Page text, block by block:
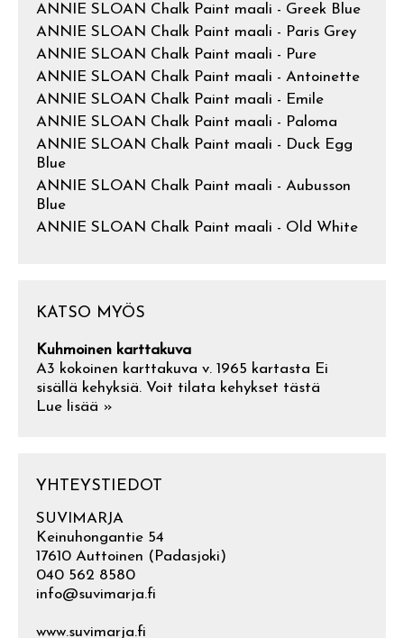
ANNIE SLOAN Chalk Paint maali - Greek Blue
ANNIE SLOAN Chalk Paint maali - Paris Grey
ANNIE SLOAN Chalk Paint maali - Pure
ANNIE SLOAN Chalk Paint maali - Antoinette
ANNIE SLOAN Chalk Paint maali - Emile
ANNIE SLOAN Chalk Paint maali - Paloma
ANNIE SLOAN Chalk Paint maali - Duck Egg
Blue
ANNIE SLOAN Chalk Paint maali - Aubusson
Blue
ANNIE SLOAN Chalk Paint maali - Old White
KATSO MYÖS
Kuhmoinen karttakuva
A3 kokoinen karttakuva v. 1965 kartasta Ei
sisällä kehyksiä. Voit tilata kehykset tästä
Lue lisää »
YHTEYSTIEDOT
SUVIMARJA
Keinuhongantie 54
17610 Auttoinen (Padasjoki)
040 562 8580
info@suvimarja.fi
www.suvimarja.fi